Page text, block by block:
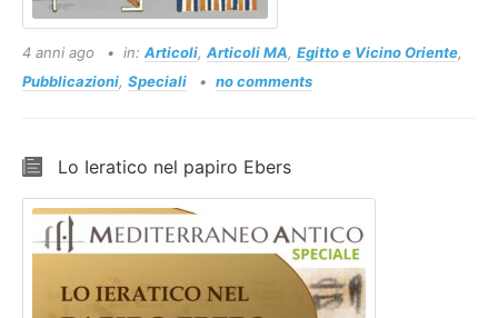
4 anni ago in: Articoli, Articoli MA, Egitto e Vicino Oriente,
Pubblicazioni, Speciali no comments
Lo Ieratico nel papiro Ebers